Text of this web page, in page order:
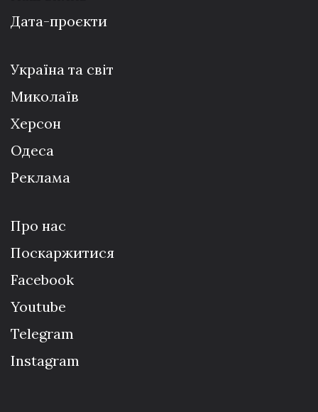
Дата-проєкти
Україна та світ
Миколаїв
Херсон
Одеса
Реклама
Про нас
Поскаржитися
Facebook
Youtube
Telegram
Instagram